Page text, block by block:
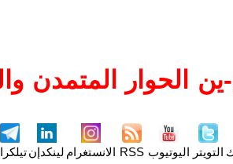
الحوار المتمدن
التويتر اليوتيوب RSS الانستغرام لينكدإن